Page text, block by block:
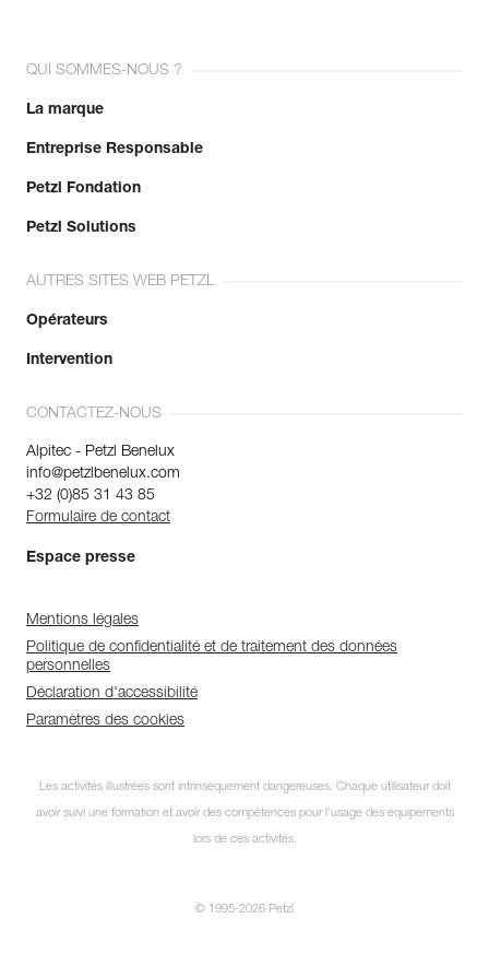
QUI SOMMES-NOUS ?
La marque
Entreprise Responsable
Petzl Fondation
Petzl Solutions
AUTRES SITES WEB PETZL
Opérateurs
Intervention
CONTACTEZ-NOUS
Alpitec - Petzl Benelux
info@petzlbenelux.com
+32 (0)85 31 43 85
Formulaire de contact
Espace presse
Mentions légales
Politique de confidentialité et de traitement des données
personnelles
Déclaration d'accessibilité
Paramètres des cookies
Les activités illustrées sont intrinsèquement dangereuses. Chaque utilisateur doit
avoir suivi une formation et avoir des compétences pour l’usage des équipements
lors de ces activités.
© 1995-2026 Petzl